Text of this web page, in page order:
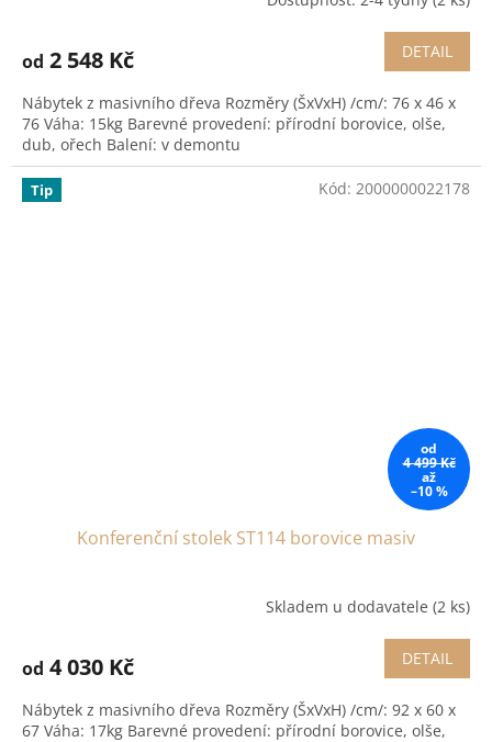
od 2 548 Kč DETAIL
Nábytek z masivního dřeva Rozměry (ŠxVxH) /cm/: 76 x 46 x
76 Váha: 15kg Barevné provedení: přírodní borovice, olše,
dub, ořech Balení: v demontu
Tip
od
4 499 Kč
až
–10 %
Konferenční stolek ST114 borovice masiv
Skladem u dodavatele (2 ks)
od 4 030 Kč DETAIL
Nábytek z masivního dřeva Rozměry (ŠxVxH) /cm/: 92 x 60 x
67 Váha: 17kg Barevné provedení: přírodní borovice, olše,
Kód: 2000000022178